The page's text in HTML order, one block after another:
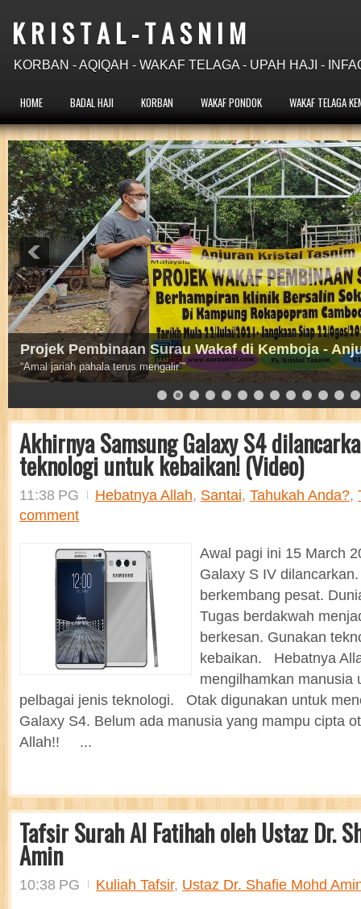
K R I S T A L - T A S N I M
KORBAN - AQIQAH - WAKAF TELAGA - UPAH HAJI -
HOME BADAL HAJI KORBAN WAKAF PONDOK WAKAF TELAGA
Projek Wakaf Telaga Pam Tangan di Kemboja
Sebaik baik sedekah adalah sedekah air
Akhirnya Samsung Galaxy S4
teknologi untuk kebaikan! (Video)
11:38 PG Hebatnya Allah, Santai, Tahukah Anda?,
comment
Awal pagi ini 15 March
Galaxy S IV
berkembang pesat.
Tugas berdakwah
berkesan. Gunakan
kebaikan. Hebatnya
mengilhamkan manusia
pelbagai jenis teknologi. Otak digunakan untuk
Galaxy S4. Belum ada manusia yang mampu cipta
Allah!! ...
Tafsir Surah Al Fatihah oleh Ustaz Dr.
Amin
10:38 PG Kuliah Tafsir, Ustaz Dr. Shafie Mohd